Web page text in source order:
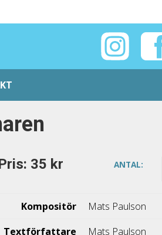
35 kr ANTAL:
Kompositör
Mats Paulson
Textförfattare
Mats Paulson